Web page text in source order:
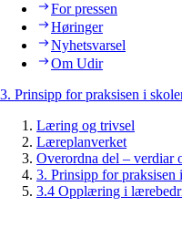
For pressen
Høringer
Nyhetsvarsel
Om Udir
3. Prinsipp for praksisen i
Læring og trivsel
Læreplanverket
Overordna del – verdiar
3. Prinsipp for praksisen
3.4 Opplæring i